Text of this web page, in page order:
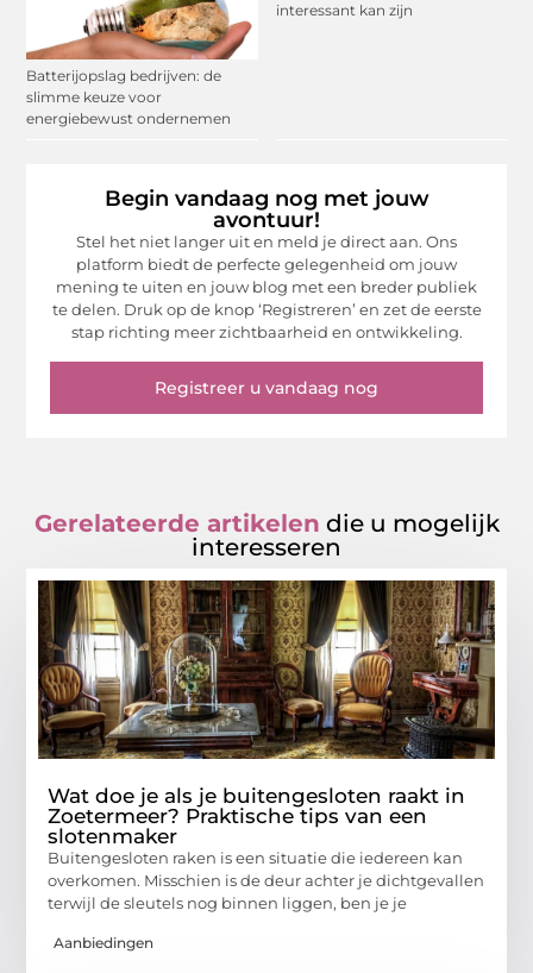
Batterijopslag bedrijven: de
slimme keuze voor
energiebewust ondernemen
interessant kan zijn
Begin vandaag nog met jouw
avontuur!
Stel het niet langer uit en meld je direct aan. Ons
platform biedt de perfecte gelegenheid om jouw
mening te uiten en jouw blog met een breder publiek
te delen. Druk op de knop ‘Registreren’ en zet de eerste
stap richting meer zichtbaarheid en ontwikkeling.
Registreer u vandaag nog
Gerelateerde artikelen die u mogelijk
interesseren
Wat doe je als je buitengesloten raakt in
Zoetermeer? Praktische tips van een
slotenmaker
Buitengesloten raken is een situatie die iedereen kan
overkomen. Misschien is de deur achter je dichtgevallen
terwijl de sleutels nog binnen liggen, ben je je
Aanbiedingen